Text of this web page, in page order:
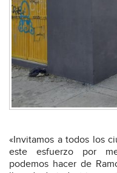
«Invitamos a todos los
este esfuerzo por
podemos hacer de